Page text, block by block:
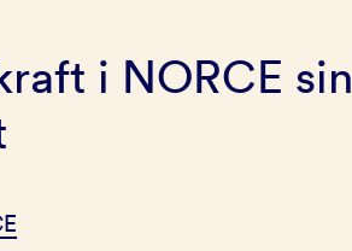
i NORCE sin